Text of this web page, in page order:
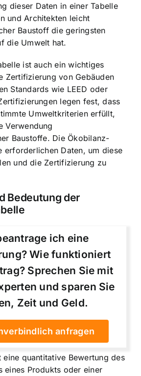
dieser Daten in einer Tabelle
und Architekten leicht
Baustoff die geringsten
die Umwelt hat.
ist auch ein wichtiges
Zertifizierung von Gebäuden
Standards wie LEED oder
legen fest, dass
Umweltkriterien erfüllt,
Verwendung
Baustoffe. Die Ökobilanz-
erforderlichen Daten, um diese
und die Zertifizierung zu
Bedeutung der
ich eine
Wie funktioniert
Sprechen Sie mit
und sparen Sie
Zeit und Geld.
anfragen
eine quantitative Bewertung des
eines Produkts oder einer